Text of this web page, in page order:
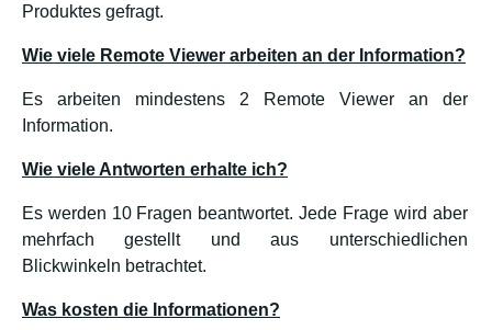
Produktes gefragt.
Wie viele Remote Viewer arbeiten an der Information?
Es arbeiten mindestens 2 Remote Viewer an der
Information.
Wie viele Antworten erhalte ich?
Es werden 10 Fragen beantwortet. Jede Frage wird aber
mehrfach gestellt und aus unterschiedlichen
Blickwinkeln betrachtet.
Was kosten die Informationen?